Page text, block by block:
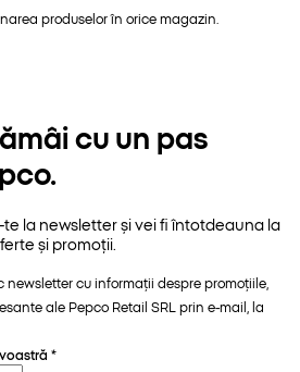
produselor în orice magazin.
cu un pas
la newsletter și vei fi întotdeauna la
și promoții.
newsletter cu informații despre promoțiile,
ale Pepco Retail SRL prin e-mail, la
*